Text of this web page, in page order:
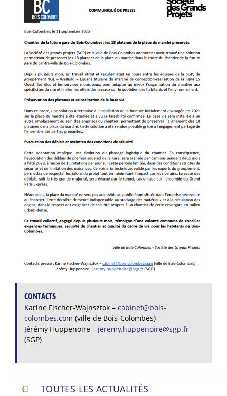
CONTACTS
Karine Fischer-Wajnsztok – cabinet@bois-
colombes.com (ville de Bois-Colombes)
Jérémy Huppenoire – jeremy.huppenoire@sgp.fr
(SGP)
TOUTES LES ACTUALITÉS